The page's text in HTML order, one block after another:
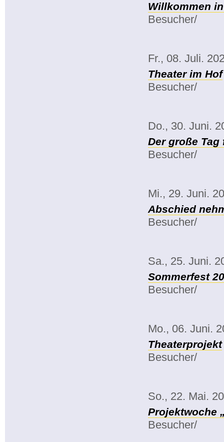
Willkommen
Besucher/
Fr., 08. Juli.
Theater im Hof
Besucher/
Do., 30. Juni.
Der große
Besucher/
Mi., 29. Juni.
Abschied
Besucher/
Sa., 25. Juni.
Sommerfest
Besucher/
Mo., 06. Juni.
Theaterprojekt
Besucher/
So., 22. Mai.
Projektwoche
Besucher/